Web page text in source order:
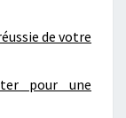
de votre
pour une